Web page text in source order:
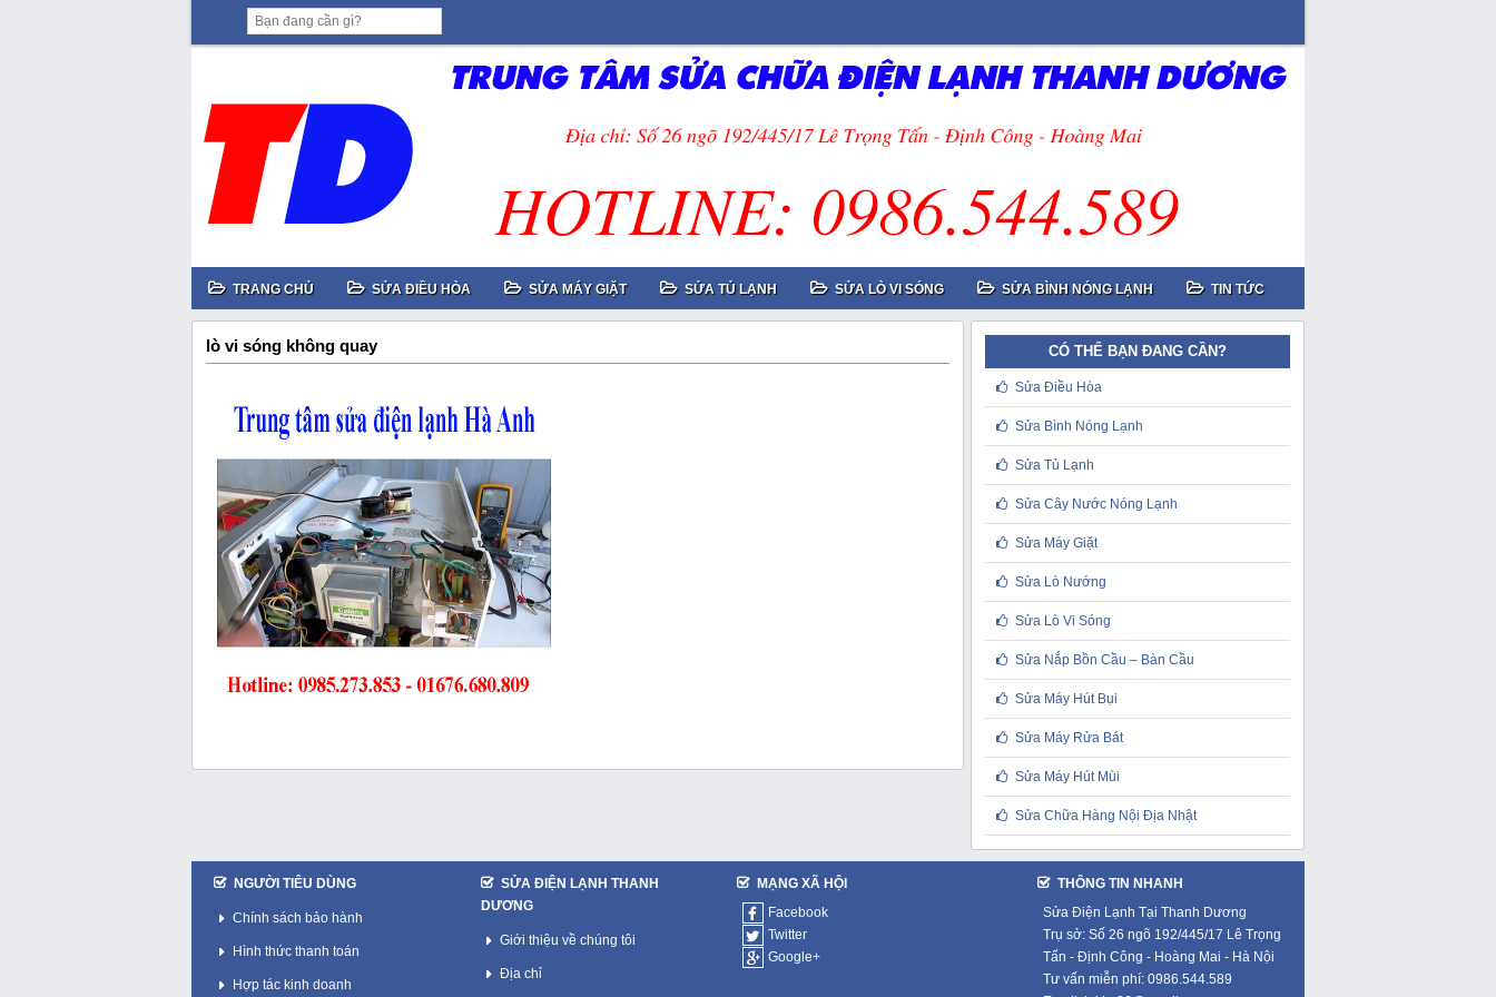
TRANG CHỦ SỬA ĐIỀU HÒA SỬA MÁY GIẶT SỬA TỦ LẠNH SỬA LÒ VI SÓNG SỬA BÌNH NÓNG LẠNH TIN TỨC
lò vi sóng không quay CÓ THỂ BẠN ĐANG CẦN?
Sửa Điều Hòa
Sửa Bình Nóng Lạnh
Sửa Tủ Lạnh
Sửa Cây Nước Nóng Lạnh
Sửa Máy Giặt
Sửa Lò Nướng
Sửa Lò Vi Sóng
Sửa Nắp Bồn Cầu – Bàn Cầu
Sửa Máy Hút Bụi
Sửa Máy Rửa Bát
Sửa Máy Hút Mùi
Sửa Chữa Hàng Nội Địa Nhật
NGƯỜI TIÊU DÙNG
Chính sách bảo hành
Hình thức thanh toán
Hợp tác kinh doanh
SỬA ĐIỆN LẠNH THANH
DƯƠNG
Giới thiệu về chúng tôi
Địa chỉ
MẠNG XÃ HỘI
Facebook
Twitter
Google+
THÔNG TIN NHANH
Sửa Điện Lạnh Tại Thanh Dương
Trụ sở: Số 26 ngõ 192/445/17 Lê Trọng
Tấn - Định Công - Hoàng Mai - Hà Nội
Tư vấn miễn phí: 0986.544.589